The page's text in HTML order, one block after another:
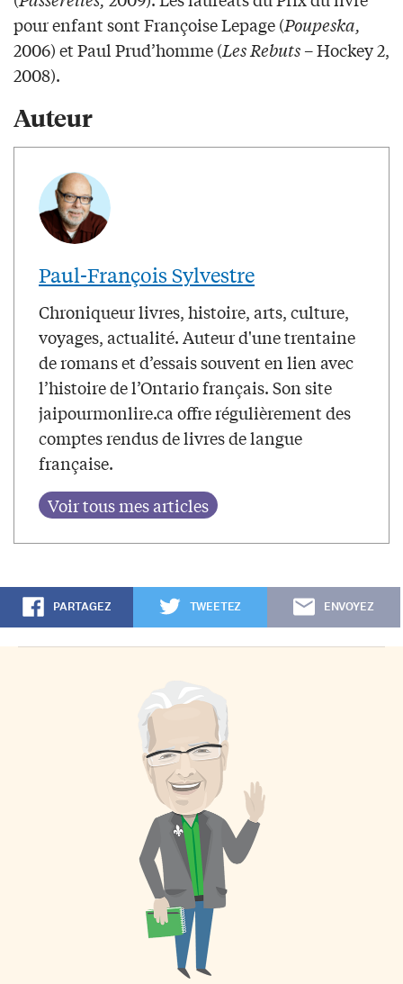
pour enfant sont Françoise Lepage (Poupeska,
2006) et Paul Prud’homme (Les Rebuts– Hockey 2,
2008).
Auteur
Paul-François Sylvestre
Chroniqueur livres, histoire, arts, culture,
voyages, actualité. Auteur d'une trentaine
de romans et d’essais souvent en lien avec
l’histoire de l’Ontario français. Son site
jaipourmonlire.ca offre régulièrement des
comptes rendus de livres de langue
française.
PARTAGEZ TWEETEZ ENVOYEZ